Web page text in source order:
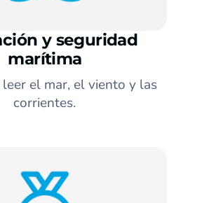
y seguridad
marítima
el mar, el viento y las
corrientes.